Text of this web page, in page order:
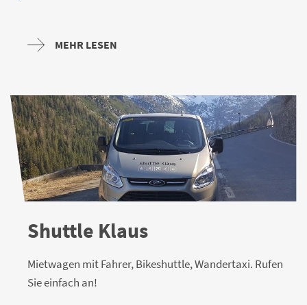
MEHR LESEN
Shuttle Klaus
Mietwagen mit Fahrer, Bikeshuttle, Wandertaxi. Rufen
Sie einfach an!